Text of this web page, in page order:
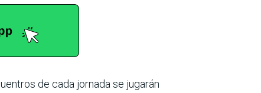
de cada jornada se jugarán